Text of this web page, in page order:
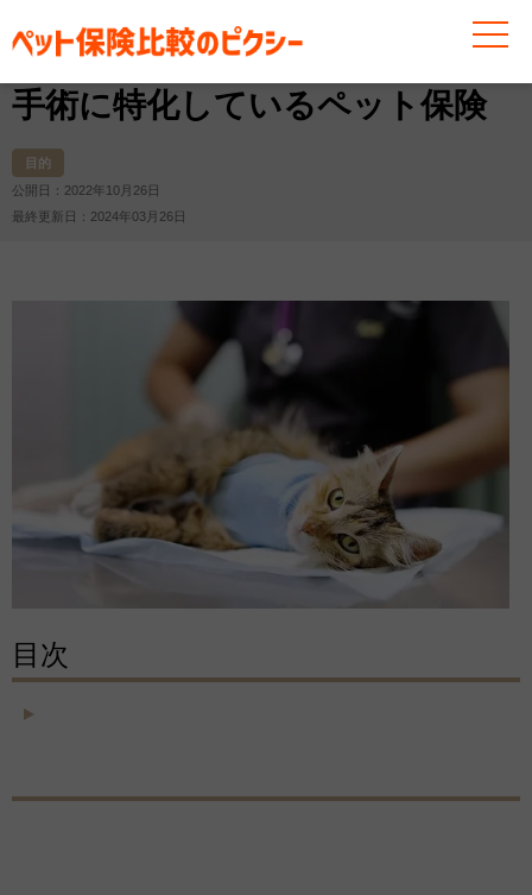
お役立ち情報 その他 目的 手術に特化しているペッ
手術に特化しているペット保険
目的
公開日：2022年10月26日
最終更新日：2024年03月26日
目次